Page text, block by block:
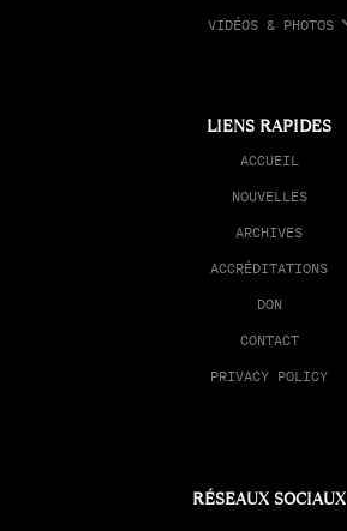
VIDÉOS & PHOTOS
LIENS RAPIDES
ACCUEIL
NOUVELLES
ARCHIVES
ACCRÉDITATIONS
DON
CONTACT
PRIVACY POLICY
RÉSEAUX SOCIAUX